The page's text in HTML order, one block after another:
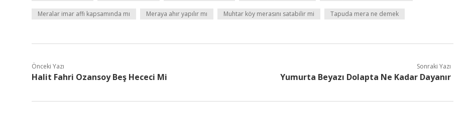
Meralar imar affı kapsamında mı Meraya ahır yapılır mı Muhtar köy merasını satabilir mi Tapuda mera ne demek
Önceki Yazı
Halit Fahri Ozansoy Beş Hececi Mi
Sonraki Yazı
Yumurta Beyazı Dolapta Ne Kadar Dayanır